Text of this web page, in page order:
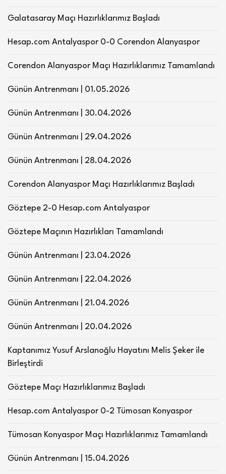
Galatasaray Maçı Hazırlıklarımız Başladı
Hesap.com Antalyaspor 0-0 Corendon Alanyaspor
Corendon Alanyaspor Maçı Hazırlıklarımız Tamamlandı
Günün Antrenmanı | 01.05.2026
Günün Antrenmanı | 30.04.2026
Günün Antrenmanı | 29.04.2026
Günün Antrenmanı | 28.04.2026
Corendon Alanyaspor Maçı Hazırlıklarımız Başladı
Göztepe 2-0 Hesap.com Antalyaspor
Göztepe Maçının Hazırlıkları Tamamlandı
Günün Antrenmanı | 23.04.2026
Günün Antrenmanı | 22.04.2026
Günün Antrenmanı | 21.04.2026
Günün Antrenmanı | 20.04.2026
Kaptanımız Yusuf Arslanoğlu Hayatını Melis Şeker ile
Birleştirdi
Göztepe Maçı Hazırlıklarımız Başladı
Hesap.com Antalyaspor 0-2 Tümosan Konyaspor
Tümosan Konyaspor Maçı Hazırlıklarımız Tamamlandı
Günün Antrenmanı | 15.04.2026